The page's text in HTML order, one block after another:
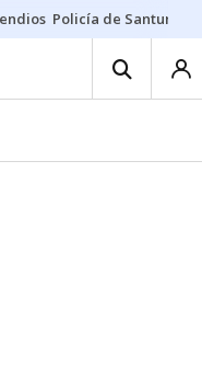
Policía de Santurtzi